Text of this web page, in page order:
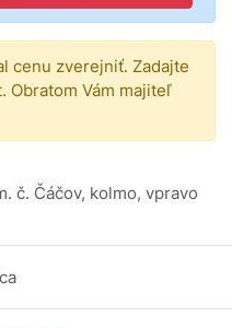
cenu zverejniť. Zadajte
Obratom Vám majiteľ
č. Čáčov, kolmo, vpravo